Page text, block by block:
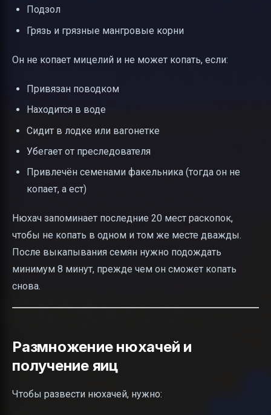
Подзол
Грязь и грязные мангровые корни
Он не копает мицелий и не может копать, если:
Привязан поводком
Находится в воде
Сидит в лодке или вагонетке
Убегает от преследователя
Привлечён семенами факельника (тогда он не
копает, а ест)
Нюхач запоминает последние 20 мест раскопок,
чтобы не копать в одном и том же месте дважды.
После выкапывания семян нужно подождать
минимум 8 минут, прежде чем он сможет копать
снова.
Размножение нюхачей и
получение яиц
Чтобы развести нюхачей, нужно: